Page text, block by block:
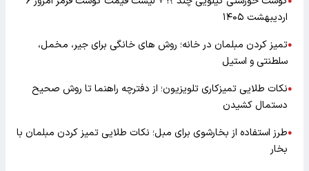
اردیبهشت ۱۴۰۵
●تمیز کردن مبلمان در خانه؛ روش های خانگی برای جیر، مخمل،
سلطنتی و استیل
●نکات طلایی تمیزکاری تلویزیون؛ از دفترچه راهنما تا روش صحیح
دستمال کشیدن
●طرز استفاده از بخارشوی برای مبل؛ نکات طلایی تمیز کردن مبلمان با
بخار